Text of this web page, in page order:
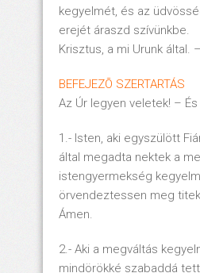
kegyelmét, és az
erejét áraszd szívünkbe.
Krisztus, a mi Urunk által.
BEFEJEZÕ SZERTARTÁS
Az Úr legyen veletek! –
1.- Isten, aki egyszülött
által megadta nektek a
istengyermekség
örvendeztessen meg
Ámen.
2.- Aki a megváltás
mindörökké szabaddá